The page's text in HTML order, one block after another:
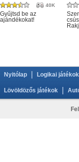
40K
Gyűjtsd be az
ajándékokat!
Nyitólap Logikai játékok
Lövöldözős játékok